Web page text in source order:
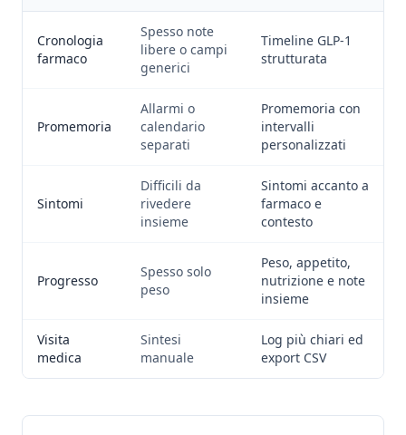
Cronologia
farmaco
Spesso note
libere o campi
generici
Timeline GLP-1
strutturata
Promemoria
Allarmi o
calendario
separati
Promemoria con
intervalli
personalizzati
Sintomi
Difficili da
rivedere
insieme
Sintomi accanto a
farmaco e
contesto
Progresso
Spesso solo
peso
Peso, appetito,
nutrizione e note
insieme
Visita
medica
Sintesi
manuale
Log più chiari ed
export CSV